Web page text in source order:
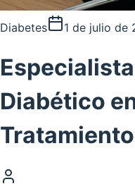
Diabetes 1 de julio de
Diabético